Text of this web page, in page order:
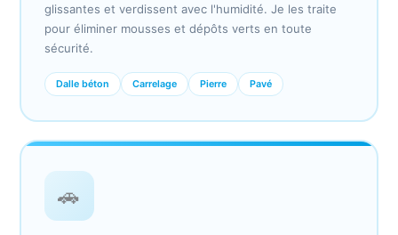
glissantes et verdissent avec l'humidité. Je les traite
pour éliminer mousses et dépôts verts en toute
sécurité.
Dalle béton Carrelage Pierre Pavé
🚗